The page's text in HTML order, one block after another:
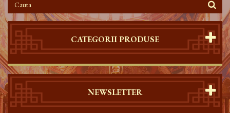
CATEGORII PRODUSE
NEWSLETTER